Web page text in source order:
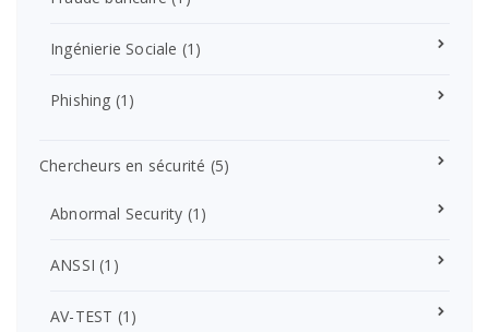
Ingénierie Sociale (1)
Phishing (1)
Chercheurs en sécurité (5)
Abnormal Security (1)
ANSSI (1)
AV-TEST (1)